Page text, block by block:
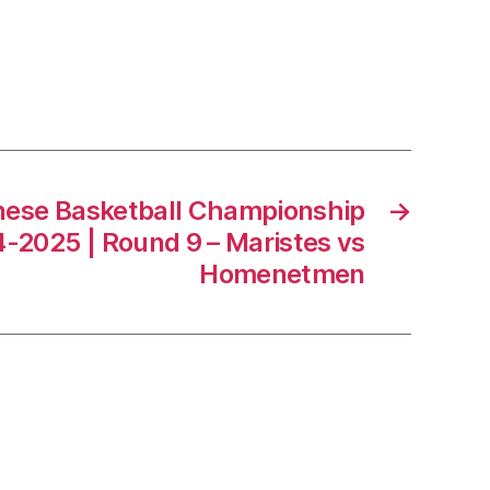
→
Basketball Championship
2025 | Round 9 – Maristes vs
Homenetmen